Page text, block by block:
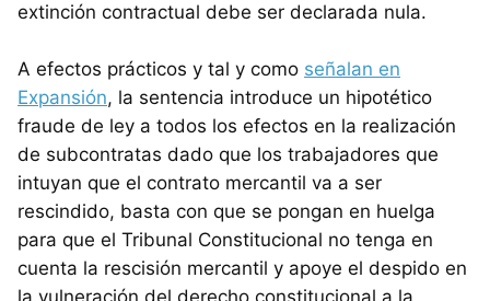
extinción contractual debe ser declarada nula.
A efectos prácticos y tal y como señalan en
Expansión, la sentencia introduce un hipotético
fraude de ley a todos los efectos en la realización
de subcontratas dado que los trabajadores que
intuyan que el contrato mercantil va a ser
rescindido, basta con que se pongan en huelga
para que el Tribunal Constitucional no tenga en
cuenta la rescisión mercantil y apoye el despido en